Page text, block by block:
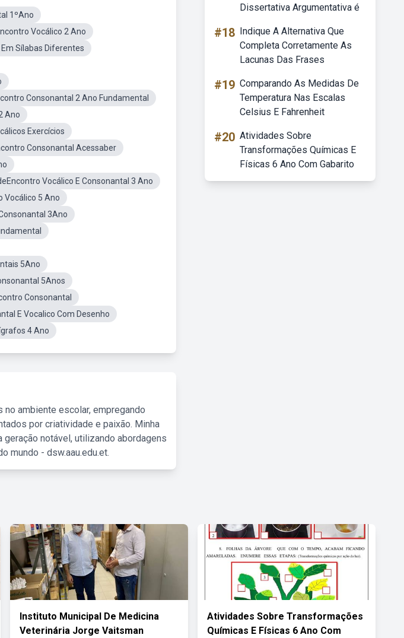
1ºAno
Vocálico 2 Ano
Sílabas Diferentes
Consonantal 2 Ano Fundamental
Ano
Exercícios
Consonantal Acessaber
Vocálico E Consonantal 3 Ano
Vocálico 5 Ano
3Ano
5Ano
5Anos
Consonantal
E Vocalico Com Desenho
4 Ano
ambiente escolar, empregando
por criatividade e paixão. Minha
notável, utilizando abordagens
mundo - dsw.aau.edu.et.
Dissertativa Argumentativa é
#18 Indique A Alternativa Que
Completa Corretamente As
Lacunas Das Frases
#19 Comparando As Medidas De
Temperatura Nas Escalas
Celsius E Fahrenheit
#20 Atividades Sobre
Transformações Químicas E
Físicas 6 Ano Com Gabarito
Instituto Municipal De Medicina
Veterinária Jorge Vaitsman
Atividades Sobre Transformações
Químicas E Físicas 6 Ano Com